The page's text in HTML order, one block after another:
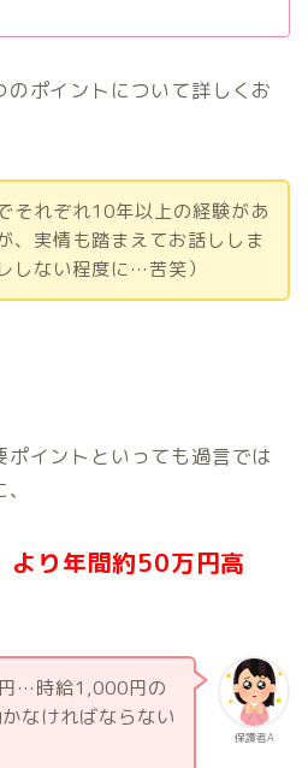
ポイントについて詳しくお
それぞれ10年以上の経験があ
、実情も踏まえてお話ししま
しない程度に…苦笑）
イントといっても過言では
より年間約50万円高
保護者A
…時給1,000円の
なければならない